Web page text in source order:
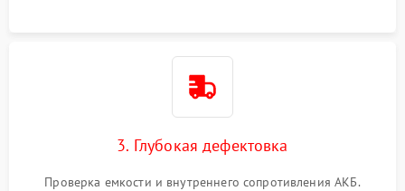
3. Глубокая дефектовка
Проверка емкости и внутреннего сопротивления АКБ.